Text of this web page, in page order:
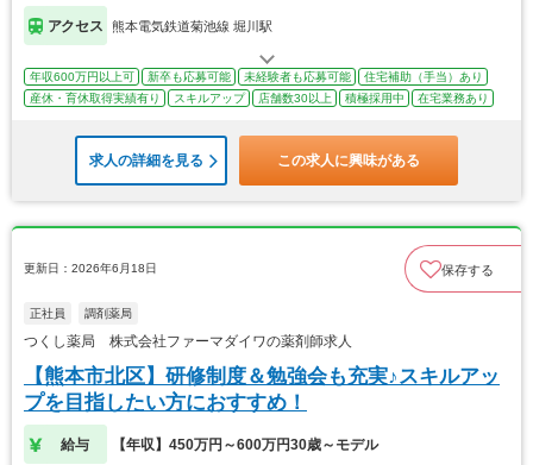
アクセス 熊本電気鉄道菊池線 堀川駅
年収600万円以上可 新卒も応募可能 未経験者も応募可能
住宅補助（手当）あり
産休・育休取得実績有り
スキルアップ 店舗数30以上 積極採用中 在宅業務あり
求人の詳細を見る この求人に興味がある
更新日：2026年6月18日 保存する
正社員 調剤薬局
つくし薬局 株式会社ファーマダイワの薬剤師求人
【熊本市北区】研修制度＆勉強会も充実♪スキルアッ
プを目指したい方におすすめ！
給与 【年収】450万円～600万円30歳～モデル